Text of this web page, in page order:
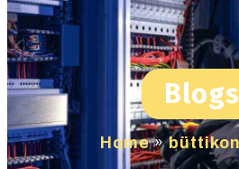
Blogs
Home»büttikon